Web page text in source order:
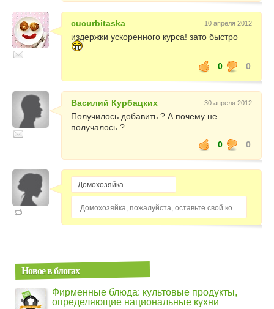
cucurbitaska 10 апреля 2012
издержки ускоренного курса! зато быстро
0 0
Василий Курбацких 30 апреля 2012
Получилось добавить ? А почему не
получалось ?
0
0
Домохозяйка, пожалуйста, оставьте свой комментарий...
Новое в блогах
Фирменные блюда: культовые продукты,
определяющие национальные кухни